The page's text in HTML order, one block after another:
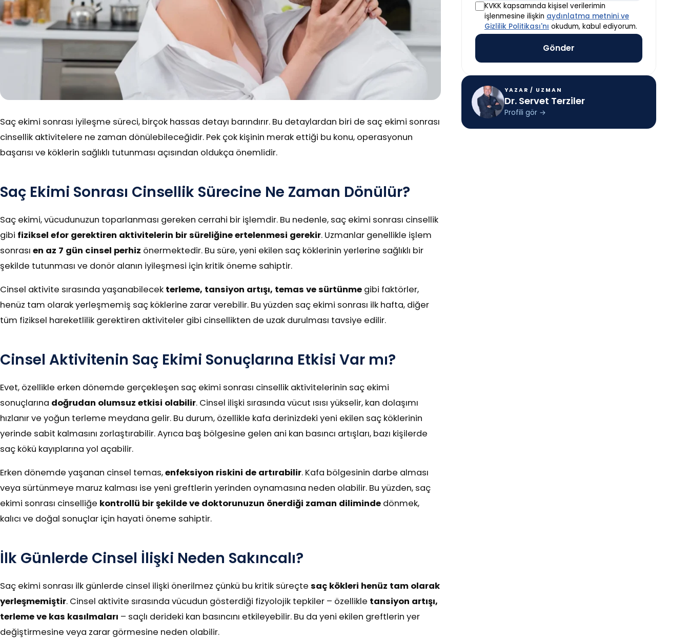
Saç ekimi sonrası iyileşme süreci, birçok hassas detayı barındırır. Bu detaylardan biri de saç ekimi sonrası
cinsellik aktivitelere ne zaman dönülebileceğidir. Pek çok kişinin merak ettiği bu konu, operasyonun
başarısı ve köklerin sağlıklı tutunması açısından oldukça önemlidir.
Saç Ekimi Sonrası Cinsellik Sürecine Ne Zaman Dönülür?
Saç ekimi, vücudunuzun toparlanması gereken cerrahi bir işlemdir. Bu nedenle, saç ekimi sonrası cinsellik
gibi fiziksel efor gerektiren aktivitelerin bir süreliğine ertelenmesi gerekir. Uzmanlar genellikle işlem
sonrası en az 7 gün cinsel perhiz önermektedir. Bu süre, yeni ekilen saç köklerinin yerlerine sağlıklı bir
şekilde tutunması ve donör alanın iyileşmesi için kritik öneme sahiptir.
Cinsel aktivite sırasında yaşanabilecek terleme, tansiyon artışı, temas ve sürtünme gibi faktörler,
henüz tam olarak yerleşmemiş saç köklerine zarar verebilir. Bu yüzden saç ekimi sonrası ilk hafta, diğer
tüm fiziksel hareketlilik gerektiren aktiviteler gibi cinsellikten de uzak durulması tavsiye edilir.
Cinsel Aktivitenin Saç Ekimi Sonuçlarına Etkisi Var mı?
Evet, özellikle erken dönemde gerçekleşen saç ekimi sonrası cinsellik aktivitelerinin saç ekimi
sonuçlarına doğrudan olumsuz etkisi olabilir. Cinsel ilişki sırasında vücut ısısı yükselir, kan dolaşımı
hızlanır ve yoğun terleme meydana gelir. Bu durum, özellikle kafa derinizdeki yeni ekilen saç köklerinin
yerinde sabit kalmasını zorlaştırabilir. Ayrıca baş bölgesine gelen ani kan basıncı artışları, bazı kişilerde
saç kökü kayıplarına yol açabilir.
Erken dönemde yaşanan cinsel temas,enfeksiyon riskini de artırabilir. Kafa bölgesinin darbe alması
veya sürtünmeye maruz kalması ise yeni greftlerin yerinden oynamasına neden olabilir. Bu yüzden, saç
ekimi sonrası cinselliğe kontrollü bir şekilde ve doktorunuzun önerdiği zaman diliminde dönmek,
kalıcı ve doğal sonuçlar için hayati öneme sahiptir.
İlk Günlerde Cinsel İlişki Neden Sakıncalı?
Saç ekimi sonrası ilk günlerde cinsel ilişki önerilmez çünkü bu kritik süreçte saç kökleri henüz tam olarak
yerleşmemiştir. Cinsel aktivite sırasında vücudun gösterdiği fizyolojik tepkiler – özellikle tansiyon artışı,
terleme ve kas kasılmaları – saçlı derideki kan basıncını etkileyebilir. Bu da yeni ekilen greftlerin yer
değiştirmesine veya zarar görmesine neden olabilir.
KVKK kapsamında kişisel verilerimin
işlenmesine ilişkin aydınlatma metnini ve
Gizlilik Politikası'nı okudum, kabul ediyorum.
YAZAR / UZMAN
Dr. Servet Terziler
Profili gör →